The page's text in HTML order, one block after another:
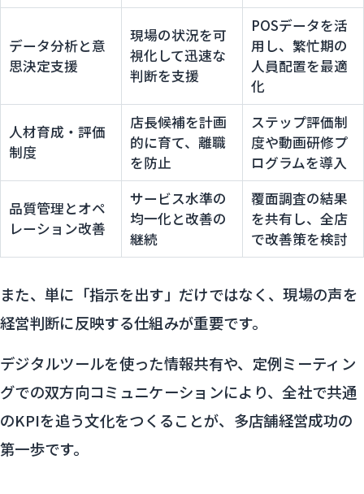
データ分析と意
思決定支援
現場の状況を可
視化して迅速な
判断を支援
POSデータを活
用し、繁忙期の
人員配置を最適
化
人材育成・評価
制度
店長候補を計画
的に育て、離職
を防止
ステップ評価制
度や動画研修プ
ログラムを導入
品質管理とオペ
レーション改善
サービス水準の
均一化と改善の
継続
覆面調査の結果
を共有し、全店
で改善策を検討
また、単に「指示を出す」だけではなく、現場の声を
経営判断に反映する仕組みが重要です。
デジタルツールを使った情報共有や、定例ミーティン
グでの双方向コミュニケーションにより、全社で共通
のKPIを追う文化をつくることが、多店舗経営成功の
第一歩です。